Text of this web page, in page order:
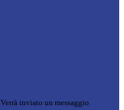
Verrà inviato un messaggio